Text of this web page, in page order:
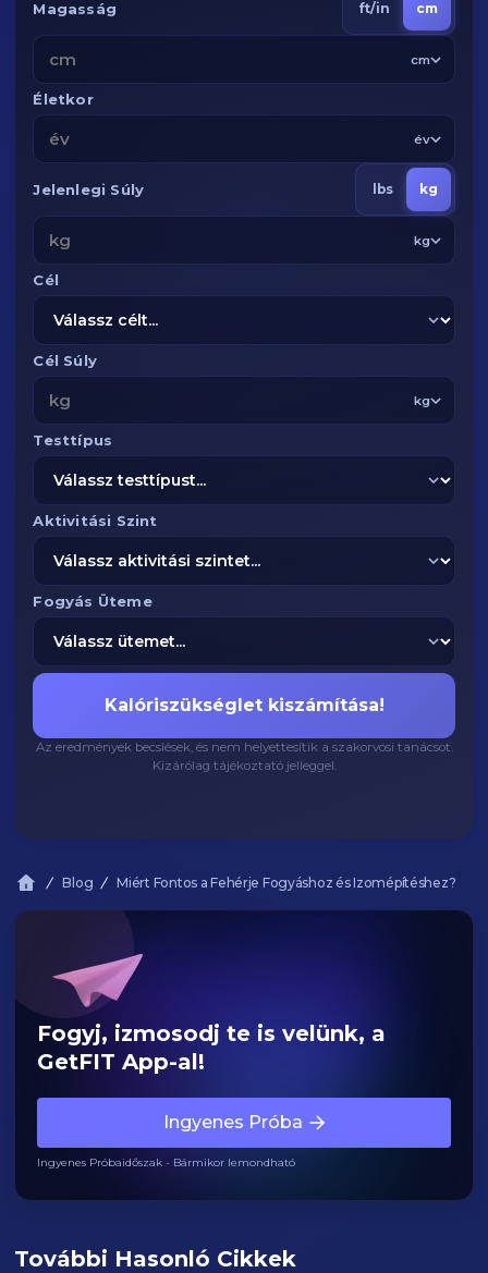
Magasság ft/in cm
cm
Életkor
év
Jelenlegi Súly lbs kg
kg
Cél
Cél Súly
kg
Testtípus
Aktivitási Szint
Fogyás Üteme
Kalóriszükséglet kiszámítása!
Az eredmények becslések, és nem helyettesítik a szakorvosi tanácsot.
Kizárólag tájékoztató jelleggel.
Blog Miért Fontos a Fehérje Fogyáshoz és Izomépítéshez?
Fogyj, izmosodj te is velünk, a
GetFIT App-al!
Ingyenes Próba
Ingyenes Próbaidőszak - Bármikor lemondható
További Hasonló Cikkek